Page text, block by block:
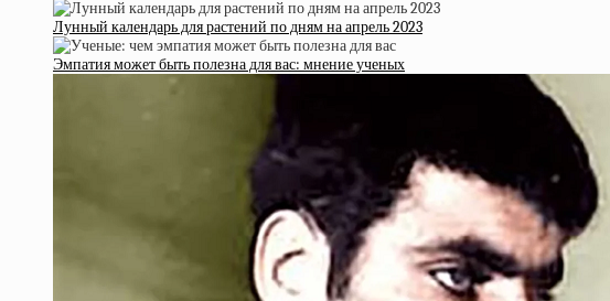
Лунный календарь для растений по дням на апрель 2023
Эмпатия может быть полезна для вас: мнение ученых